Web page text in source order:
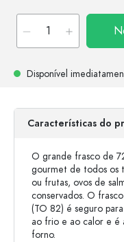
Disponível
Características do
O grande frasco de
gourmet de todos os
ou frutas, ovos de
conservados. O
(TO 82) é seguro
ao frio e ao calor e é
forno.